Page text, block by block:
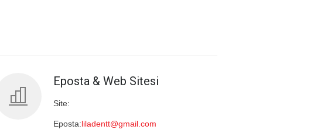
Eposta & Web Sitesi
Site:
Eposta:liladentt@gmail.com